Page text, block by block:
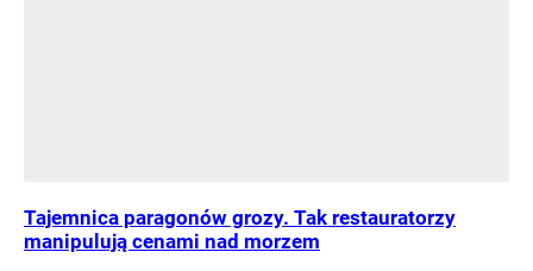
Tajemnica paragonów grozy. Tak restauratorzy
manipulują cenami nad morzem